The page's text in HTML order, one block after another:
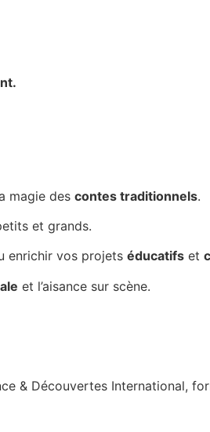
magie des contes traditionnels.
et grands.
enrichir vos projets éducatifs et
et l’aisance sur scène.
& Découvertes International,